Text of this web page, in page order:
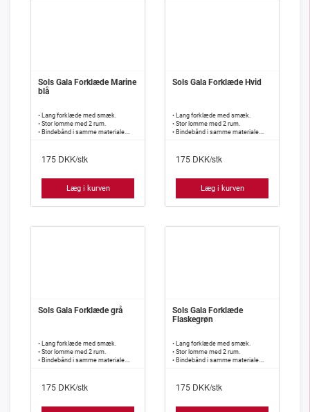
Sols Gala Forklæde Marine
blå
• Lang forklæde med smæk.
• Stor lomme med 2 rum.
• Bindebånd i samme materiale.
175 DKK/stk
Læg i kurven
Sols Gala Forklæde Hvid
• Lang forklæde med smæk.
• Stor lomme med 2 rum.
• Bindebånd i samme materiale.
175 DKK/stk
Læg i kurven
Sols Gala Forklæde grå
• Lang forklæde med smæk.
• Stor lomme med 2 rum.
• Bindebånd i samme materiale.
175 DKK/stk
Sols Gala Forklæde
Flaskegrøn
• Lang forklæde med smæk.
• Stor lomme med 2 rum.
• Bindebånd i samme materiale.
175 DKK/stk